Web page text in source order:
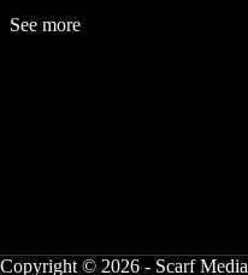
See more
Copyright © 2026 - Scarf Media